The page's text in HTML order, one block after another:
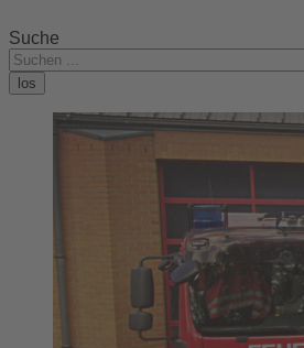
Suche
los